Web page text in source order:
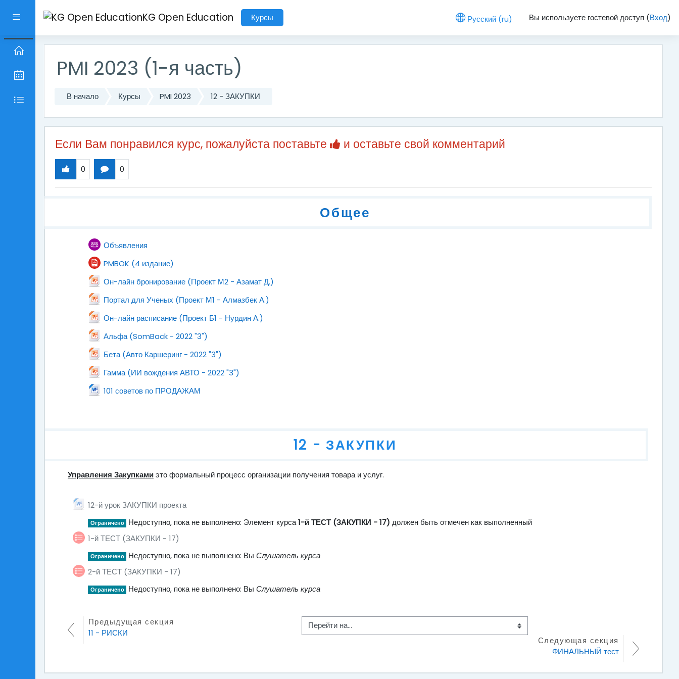
Боковая панель KG Open Education Курсы Русский ‎(ru)‎ Вы используете гостевой доступ (Вход)
PMI 2023 (1-я часть)
В начало Курсы PMI 2023 12 - ЗАКУПКИ
Если Вам понравился курс, пожалуйста поставьте и оставьте свой комментарий
0 0
Общее
Объявления
Форум
PMBOK (4 издание)
Файл
Он-лайн бронирование (Проект М2 - Азамат Д.)
Файл
Портал для Ученых (Проект М1 - Алмазбек А.)
Файл
Он-лайн расписание (Проект Б1 - Нурдин А.)
Файл
Альфа (SomBack - 2022 "3")
Файл
Бета (Авто Каршеринг - 2022 "3")
Файл
Гамма (ИИ вождения АВТО - 2022 "3")
Файл
101 советов по ПРОДАЖАМ
Файл
12 - ЗАКУПКИ
Управления Закупкамиэто формальный процесс организации получения товара и услуг.
12-й урок ЗАКУПКИ проектаФайл
Ограничено Недоступно, пока не выполнено: Элемент курса1-й ТЕСТ (ЗАКУПКИ - 17) должен быть отмечен как выполненный
1-й ТЕСТ (ЗАКУПКИ - 17)
Ограничено Недоступно, пока не выполнено: Вы Слушатель курса
2-й ТЕСТ (ЗАКУПКИ - 17)
Ограничено Недоступно, пока не выполнено: Вы Слушатель курса
Предыдущая секция
11 - РИСКИ
Следующая секция
ФИНАЛЬНЫЙ тест